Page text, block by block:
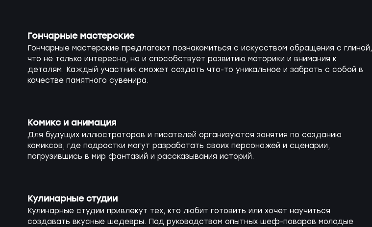
Гончарные мастерские
Гончарные мастерские предлагают познакомиться с искусством обращения с глиной,
что не только интересно, но и способствует развитию моторики и внимания к
деталям. Каждый участник сможет создать что-то уникальное и забрать с собой в
качестве памятного сувенира.
Комикс и анимация
Для будущих иллюстраторов и писателей организуются занятия по созданию
комиксов, где подростки могут разработать своих персонажей и сценарии,
погрузившись в мир фантазий и рассказывания историй.
Кулинарные студии
Кулинарные студии привлекут тех, кто любит готовить или хочет научиться
создавать вкусные шедевры. Под руководством опытных шеф-поваров молодые